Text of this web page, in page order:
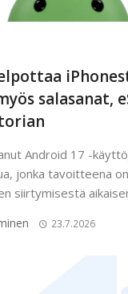
salasanat,
Android 17 -
jonka tavoitteena
siirtymisestä
23.7.2026